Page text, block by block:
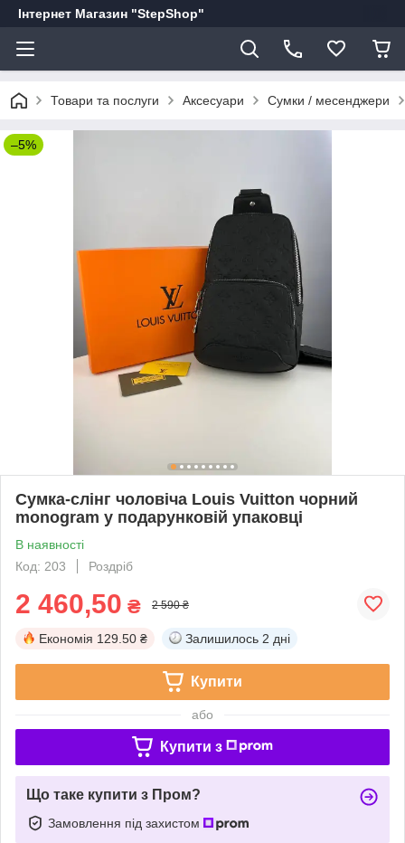
Інтернет Магазин "StepShop"
Товари та послуги Аксесуари Сумки / месенджери
–5%
Сумка-слінг чоловіча Louis Vuitton чорний
monogram у подарунковій упаковці
В наявності
Код: 203
Роздріб
2 460,50 ₴ 2 590 ₴
Економія 129.50 ₴ Залишилось 2 дні
Купити
або
Купити з
Що таке купити з Пром?
Замовлення під захистом